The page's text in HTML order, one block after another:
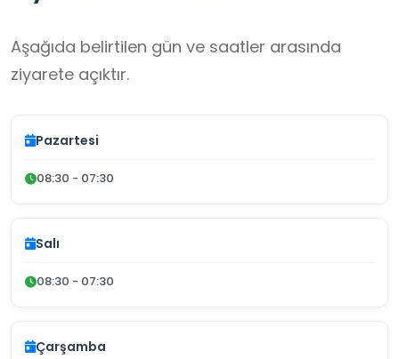
Aşağıda belirtilen gün ve saatler arasında
ziyarete açıktır.
Pazartesi
08:30 - 07:30
Salı
08:30 - 07:30
Çarşamba